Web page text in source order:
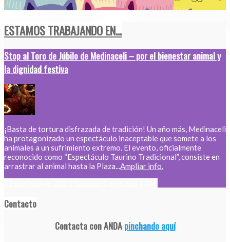
ESTAMOS TRABAJANDO EN...
Stop al Toro de Júbilo de Medinaceli – por el bienestar animal y
la dignidad festiva
¡Basta de tortura disfrazada de tradición! Un año más, Medinaceli
ha protagonizado un espectáculo inaceptable que somete a los
animales a un sufrimiento extremo. El evento, oficialmente
reconocido como “Espectáculo Taurino Tradicional”, consiste en
arrastrar al animal hasta la Plaza...Ampliar info.
Contacto
Contacta con ANDApinchando aquí